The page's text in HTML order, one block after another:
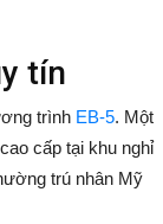
tín
trình EB-5. Một
cấp tại khu nghỉ
trú nhân Mỹ